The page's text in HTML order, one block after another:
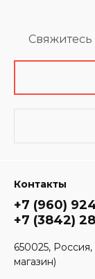
Контакты
+7 (960)
+7 (3842)
650025,
магазин)